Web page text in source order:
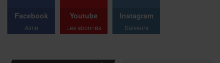
Facebook
Aime
Youtube
Les abonnés
Instagram
Suiveurs